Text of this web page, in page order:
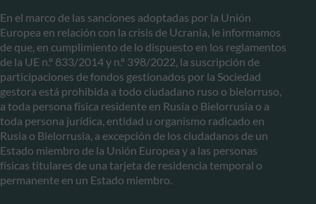
En el marco de las sanciones adoptadas por la Unión
Europea en relación con la crisis de Ucrania, le informamos
de que, en cumplimiento de lo dispuesto en los reglamentos
de la UE n.º 833/2014 y n.º 398/2022, la suscripción de
participaciones de fondos gestionados por la Sociedad
gestora está prohibida a todo ciudadano ruso o bielorruso,
a toda persona física residente en Rusia o Bielorrusia o a
toda persona jurídica, entidad u organismo radicado en
Rusia o Bielorrusia, a excepción de los ciudadanos de un
Estado miembro de la Unión Europea y a las personas
físicas titulares de una tarjeta de residencia temporal o
permanente en un Estado miembro.